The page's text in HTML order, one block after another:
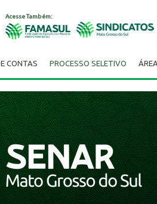
Acesse Também:
CONTAS PROCESSO SELETIVO